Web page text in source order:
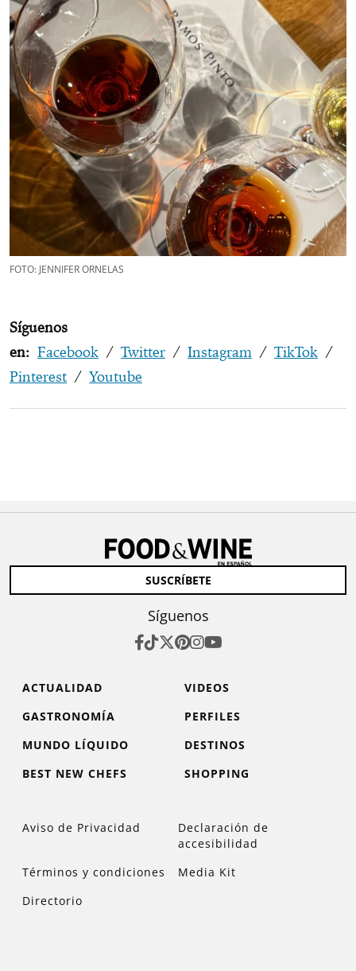
FOTO: JENNIFER ORNELAS
Síguenos
en: Facebook / Twitter / Instagram / TikTok /
Pinterest / Youtube
SUSCRÍBETE
Síguenos
ACTUALIDAD
VIDEOS
GASTRONOMÍA
PERFILES
MUNDO LÍQUIDO
DESTINOS
BEST NEW CHEFS
SHOPPING
Aviso de Privacidad
Declaración de
accesibilidad
Términos y condiciones
Media Kit
Directorio